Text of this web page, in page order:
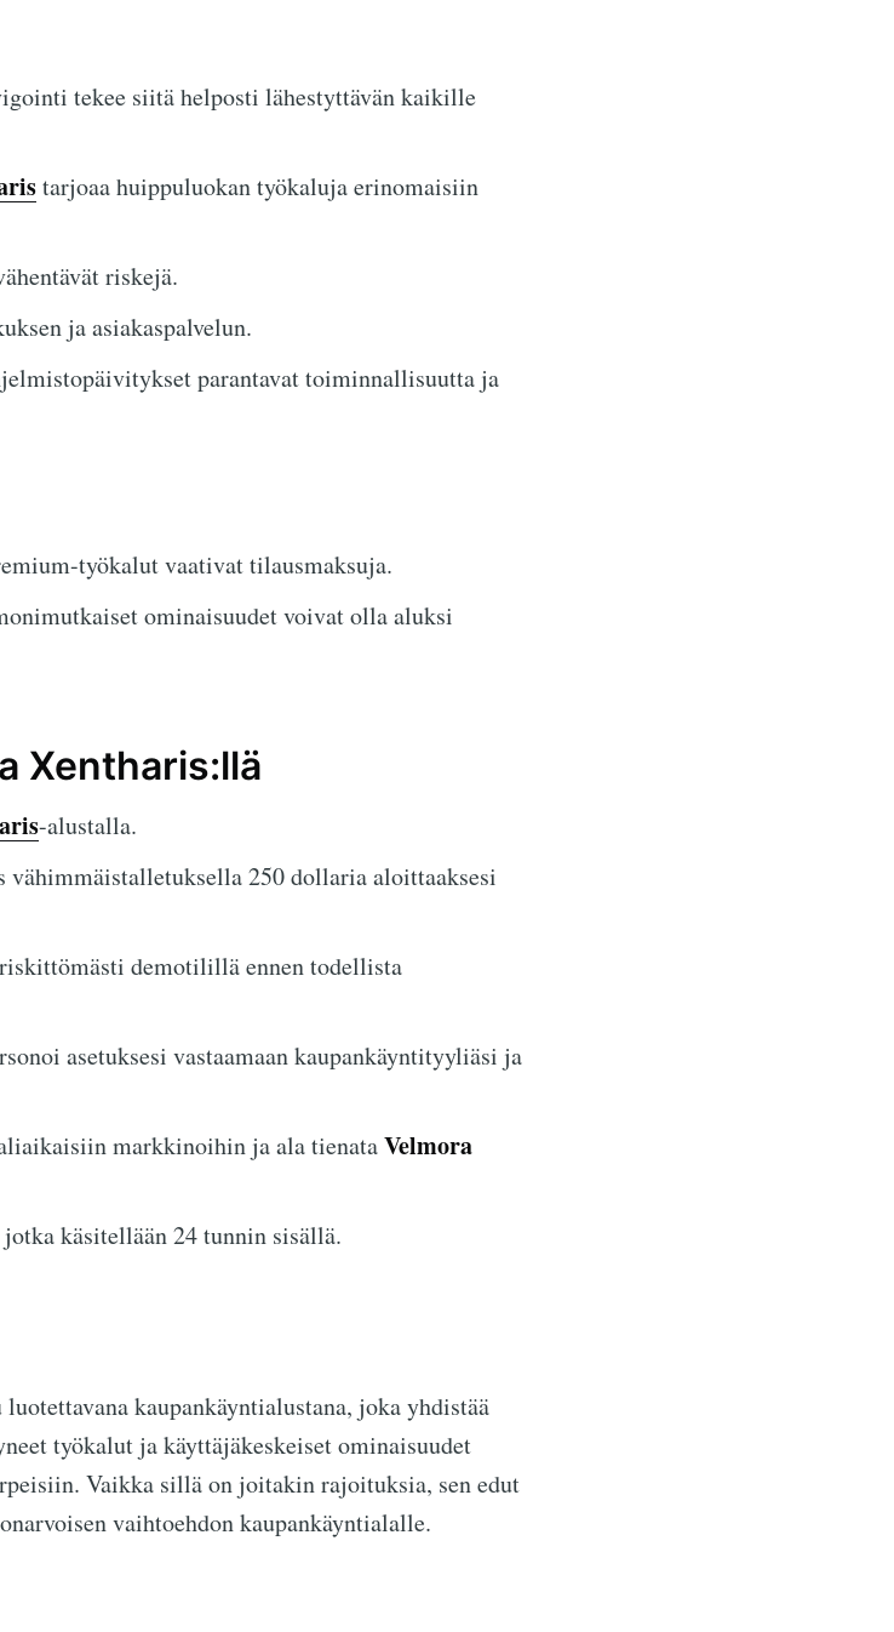
tekee siitä helposti lähestyttävän kaikille
tarjoaa huippuluokan työkaluja erinomaisiin
riskejä.
ja asiakaspalvelun.
parantavat toiminnallisuutta ja
työkalut vaativat tilausmaksuja.
ominaisuudet voivat olla aluksi
Xentharis:llä
-alustalla.
vähimmäistalletuksella 250 dollaria aloittaaksesi
demotilillä ennen todellista
asetuksesi vastaamaan kaupankäyntityyliäsi ja
markkinoihin ja ala tienataVelmora
käsitellään 24 tunnin sisällä.
kaupankäyntialustana, joka yhdistää
työkalut ja käyttäjäkeskeiset ominaisuudet
Vaikka sillä on joitakin rajoituksia, sen edut
vaihtoehdon kaupankäyntialalle.